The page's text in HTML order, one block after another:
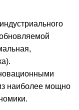
наиболее мощно